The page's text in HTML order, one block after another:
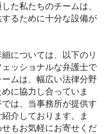
た私たちのチームは、
るために十分な設備が
については、以下のリ
ッショナルな弁護士で
ムは、幅広い法律分野
に協力し合っていま
は、当事務所が提供す
介しております。ま
もお気軽にお寄せくだ